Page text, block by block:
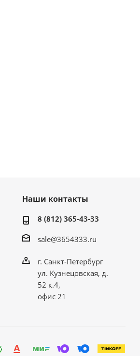
Наши контакты
8 (812) 365-43-33
sale@3654333.ru
г. Санкт-Петербург
ул. Кузнецовская, д.
52 к.4,
офис 21